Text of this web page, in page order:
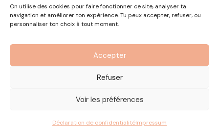
On utilise des cookies pour faire fonctionner ce site, analyser ta
navigation et améliorer ton expérience. Tu peux accepter, refuser, ou
personnaliser ton choix à tout moment.
Accepter
Refuser
Voir les préférences
Déclaration de confidentialitéImpressum
capital de 1000€ · RCS Marseille · SIRET
890 976 699 00037
OF n°93 13 18812 13 — Enregistré auprès du préfet de la
région Provence-Alpes-Côte d'Azur
Mentions LégalesPolitique de confidentialité